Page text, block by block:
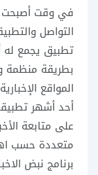
في وقت أصبحت
التواصل
تطبيق يجمع له
بطريقة منظمة
أحد أشهر
على متابعة
متعددة حسب
برنامج نبض